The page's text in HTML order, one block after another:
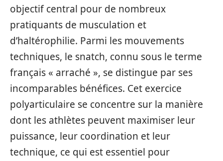
objectif central pour de nombreux
pratiquants de musculation et
d’haltérophilie. Parmi les mouvements
techniques, le snatch, connu sous le terme
français « arraché », se distingue par ses
incomparables bénéfices. Cet exercice
polyarticulaire se concentre sur la manière
dont les athlètes peuvent maximiser leur
puissance, leur coordination et leur
technique, ce qui est essentiel pour